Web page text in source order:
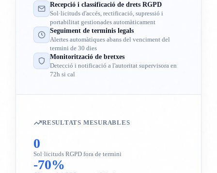
Recepció i classificació de drets RGPD
Sol·licituds d'accés, rectificació, supressió i
portabilitat gestionades automàticament
Seguiment de terminis legals
Alertes automàtiques abans del venciment del
termini de 30 dies
Monitorització de bretxes
Detecció i notificació a l'autoritat supervisora en
72h si cal
RESULTATS MESURABLES
0
Sol·licituds RGPD fora de termini
-70%